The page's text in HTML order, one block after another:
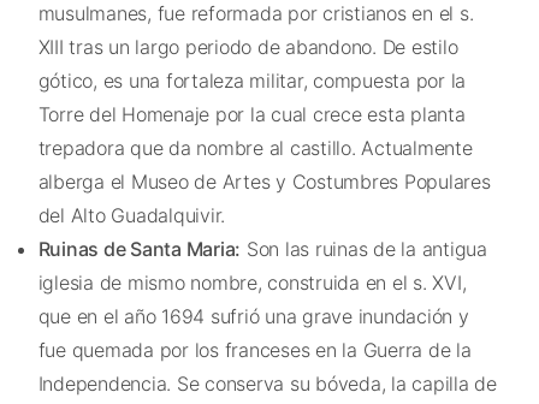
musulmanes, fue reformada por cristianos en el s.
XIII tras un largo periodo de abandono. De estilo
gótico, es una fortaleza militar, compuesta por la
Torre del Homenaje por la cual crece esta planta
trepadora que da nombre al castillo. Actualmente
alberga el Museo de Artes y Costumbres Populares
del Alto Guadalquivir.
Ruinas de Santa Maria: Son las ruinas de la antigua
iglesia de mismo nombre, construida en el s. XVI,
que en el año 1694 sufrió una grave inundación y
fue quemada por los franceses en la Guerra de la
Independencia. Se conserva su bóveda, la capilla de